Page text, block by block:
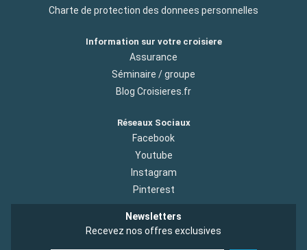
Charte de protection des donnees personnelles
Information sur votre croisiere
Assurance
Séminaire / groupe
Blog Croisieres.fr
Réseaux Sociaux
Facebook
Youtube
Instagram
Pinterest
Newsletters
Recevez nos offres exclusives